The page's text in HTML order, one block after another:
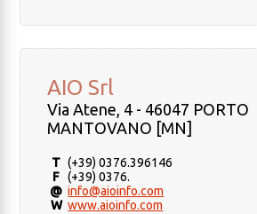
AIO Srl
Via Atene, 4 - 46047 PORTO
MANTOVANO [MN]
T (+39) 0376.396146
F (+39) 0376.
@ info@aioinfo.com
W www.aioinfo.com